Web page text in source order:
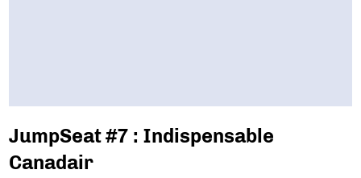
JumpSeat #7 : Indispensable
Canadair